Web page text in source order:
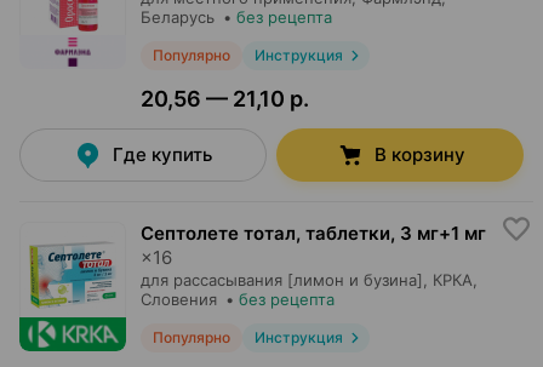
Беларусь • без рецепта
Популярно Инструкция
20,56 — 21,10 р.
Где купить В корзину
Септолете тотал, таблетки, 3 мг+1 мг
×16
для рассасывания [лимон и бузина], КРКА
Словения • без рецепта
Популярно Инструкция